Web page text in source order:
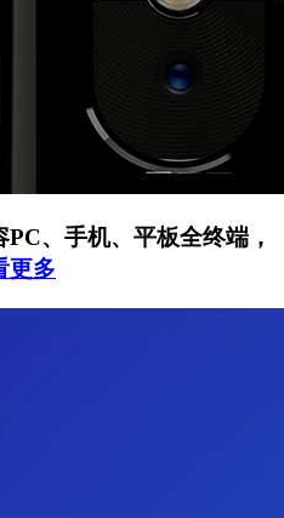
、手机、平板全终端，
更多